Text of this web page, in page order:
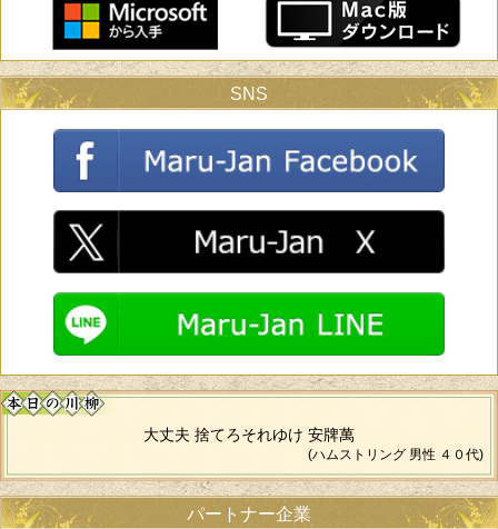
SNS
大丈夫 捨てろそれゆけ 安牌萬
(ハムストリング 男性 ４０代)
パートナー企業